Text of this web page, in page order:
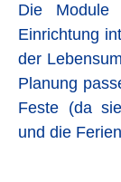
Die Module
Einrichtung
der
Planung
Feste (da
und die